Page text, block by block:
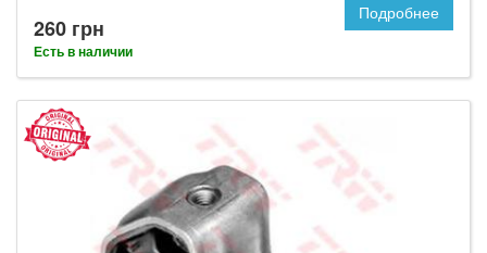
260 грн
Есть в наличии
Подробнее